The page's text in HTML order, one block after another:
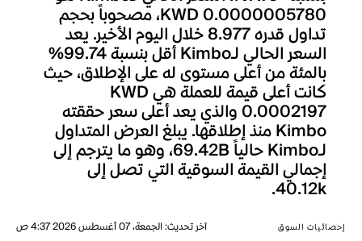
KWD 0.0000005780، مصحوباً بحجم
تداول قدره 8.977 خلال اليوم الأخير. يعد
السعر الحالي لـKimbo أقل بنسبة 99.74%
بالمئة من أعلى مستوى له على الإطلاق، حيث
كانت أعلى قيمة للعملة هي KWD
0.0002197 والذي يعد أعلى سعر حققته
Kimbo منذ إطلاقها. يبلغ العرض المتداول
لـKimbo حالياً 69.42B، وهو ما يترجم إلى
إجمالي القيمة السوقية التي تصل إلى
40.12k.
إحصائيات السوق آخر تحديث:الجمعة، 07 أغسطس 2026 4:37 ص